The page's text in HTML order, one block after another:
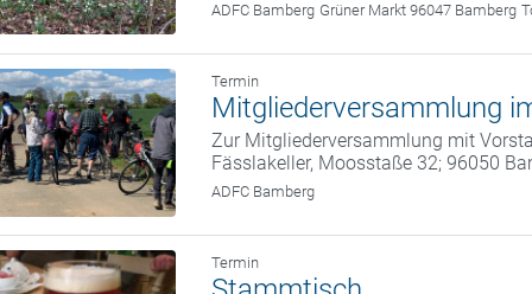
ADFC Bamberg Grüner Markt 96047 Bamberg
Termin
Mitgliederversammlung
Zur Mitgliederversammlung mit
Fässlakeller, Moosstaße 32; 96050
ADFC Bamberg
Termin